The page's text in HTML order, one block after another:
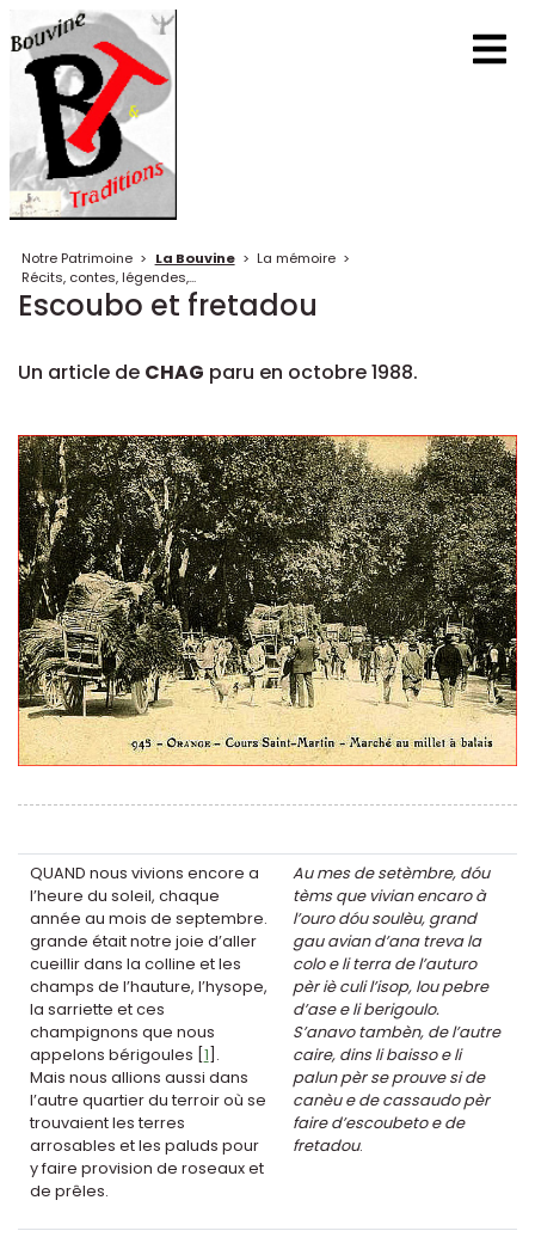
Notre Patrimoine > La Bouvine > La mémoire >
Récits, contes, légendes,...
Escoubo et fretadou
Un article de CHAG paru en octobre 1988.
QUAND nous vivions encore a
l’heure du soleil, chaque
année au mois de septembre.
grande était notre joie d’aller
cueillir dans la colline et les
champs de l’hauture, l’hysope,
la sarriette et ces
champignons que nous
appelons bérigoules 1 .
Mais nous allions aussi dans
l’autre quartier du terroir où se
trouvaient les terres
arrosables et les paluds pour
y faire provision de roseaux et
de prêles.
Au mes de setèmbre, dóu
tèms que vivian encaro à
l’ouro dóu soulèu, grand
gau avian d’ana treva la
colo e li terra de l’auturo
pèr iè culi l’isop, lou pebre
d’ase e li berigoulo.
S’anavo tambèn, de l’autre
caire, dins li baisso e li
palun pèr se prouve si de
canèu e de cassaudo pèr
faire d’escoubeto e de
fretadou.